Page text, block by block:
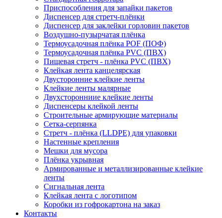
Приспособления для запайки пакетов
Диспенсер для стретч-плёнки
Диспенсер для заклейки горловин пакетов
Воздушно-пузырчатая плёнка
Термоусадочная плёнка POF (ПОФ)
Термоусадочная плёнка PVC (ПВХ)
Пищевая стретч - плёнка PVC (ПВХ)
Клейкая лента канцелярская
Двусторонние клейкие ленты
Клейкие ленты малярные
Двухсторонниие клейкие ленты
Диспенсеры клейкой ленты
Строительные армирующие материалы
Сетка-серпянка
Стретч - плёнка (LLDPE) для упаковки
Настенные крепления
Мешки для мусора
Плёнка укрывная
Армированные и металлизированные клейкие
ленты
Сигнальная лента
Клейкая лента с логотипом
Коробки из гофрокартона на заказ
Контакты